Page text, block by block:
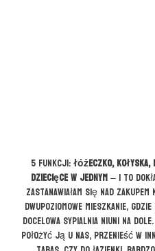
5 funkcji:łóżeczko,
dziecięce w jednym– i to
zastanawiałam się nad
dwupoziomowe mieszkanie,
docelowa sypialnia Niuni na
położyć ją u nas, przenieść w